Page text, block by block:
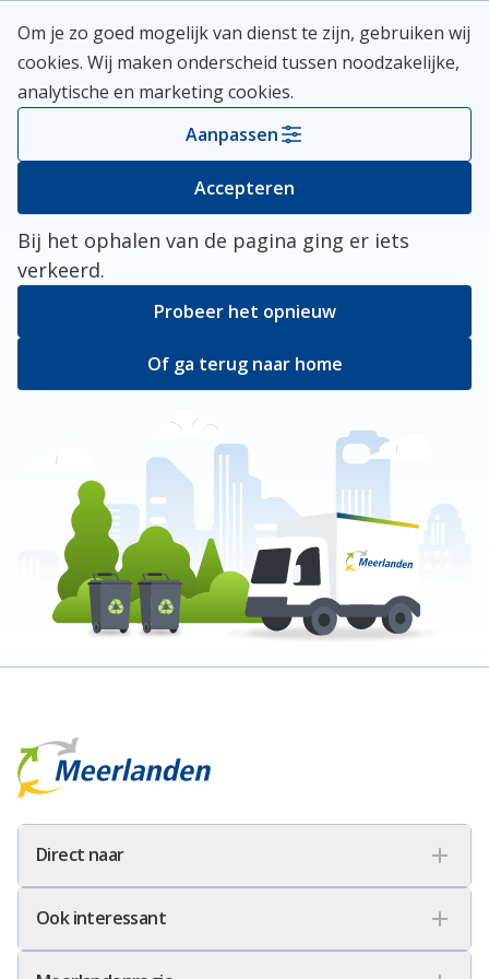
naar
inhoud
Meerlanden Logo
Open
Kies je gemeente
Er ging iets mis
Bij het ophalen van de pagina ging er iets
verkeerd.
Probeer het opnieuw
Of ga terug naar home
Meerlanden Logo
Direct naar
Ook interessant
Om je zo goed mogelijk van dienst te zijn, gebruiken wij
cookies. Wij maken onderscheid tussen noodzakelijke,
analytische en marketing cookies.
Aanpassen
Accepteren